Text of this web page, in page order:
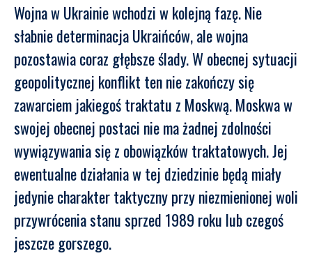
Wojna w Ukrainie wchodzi w kolejną fazę. Nie
słabnie determinacja Ukraińców, ale wojna
pozostawia coraz głębsze ślady. W obecnej sytuacji
geopolitycznej konflikt ten nie zakończy się
zawarciem jakiegoś traktatu z Moskwą. Moskwa w
swojej obecnej postaci nie ma żadnej zdolności
wywiązywania się z obowiązków traktatowych. Jej
ewentualne działania w tej dziedzinie będą miały
jedynie charakter taktyczny przy niezmienionej woli
przywrócenia stanu sprzed 1989 roku lub czegoś
jeszcze gorszego.